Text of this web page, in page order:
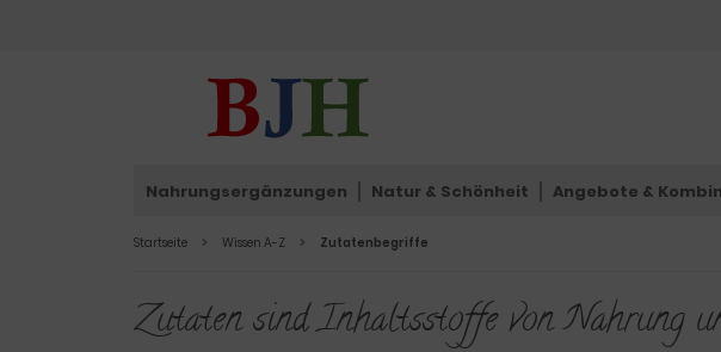
Nahrungsergänzungen Natur & Schönheit Angebote &
Startseite Wissen A-Z Zutatenbegriffe
Zutaten sind Inhaltsstoffe von Nahrung